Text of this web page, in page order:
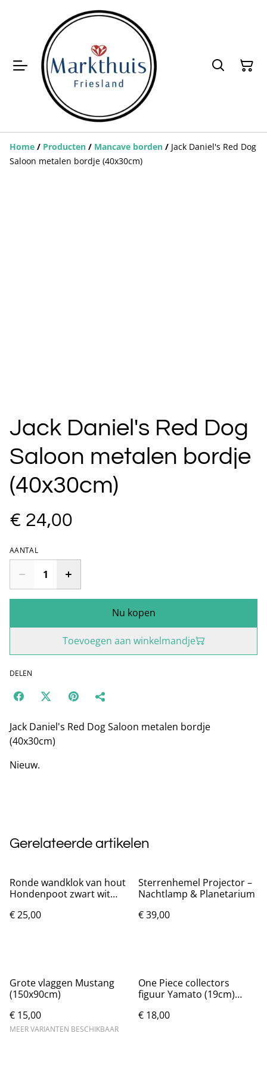
Home / Producten / Mancave borden / Jack Daniel's Red Dog
Saloon metalen bordje (40x30cm)
Jack Daniel's Red Dog
Saloon metalen bordje
(40x30cm)
€ 24,00
AANTAL
Nu kopen
Toevoegen aan winkelmandje
DELEN
Jack Daniel's Red Dog Saloon metalen bordje
(40x30cm)
Nieuw.
Gerelateerde artikelen
Ronde wandklok van hout
Hondenpoot zwart wit
€ 25,00
Sterrenhemel Projector –
Nachtlamp & Planetarium
€ 39,00
Grote vlaggen Mustang
(150x90cm)
€ 15,00
MEER VARIANTEN BESCHIKBAAR
One Piece collectors
figuur Yamato (19cm)
€ 18,00